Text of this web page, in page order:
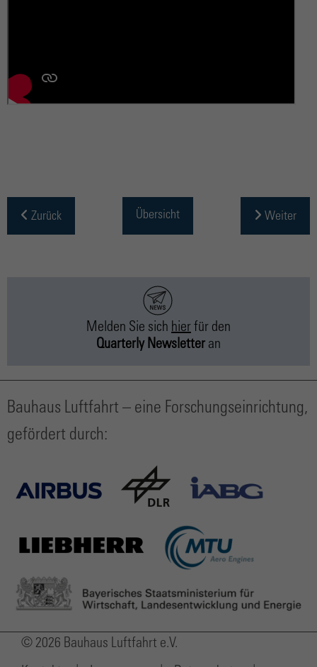
Zurück Übersicht Weiter
Melden Sie sich hier für den
Quarterly Newsletter an
Bauhaus Luftfahrt – eine Forschungseinrichtung,
gefördert durch:
© 2026 Bauhaus Luftfahrt e.V.